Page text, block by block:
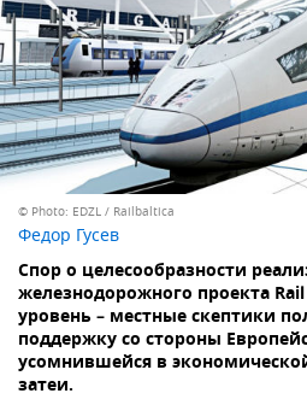
© Photo: EDZL / Railbaltica
Федор Гусев
Спор о целесообразности
железнодорожного проекта
уровень – местные скептики
поддержку со стороны
усомнившейся в
затеи.